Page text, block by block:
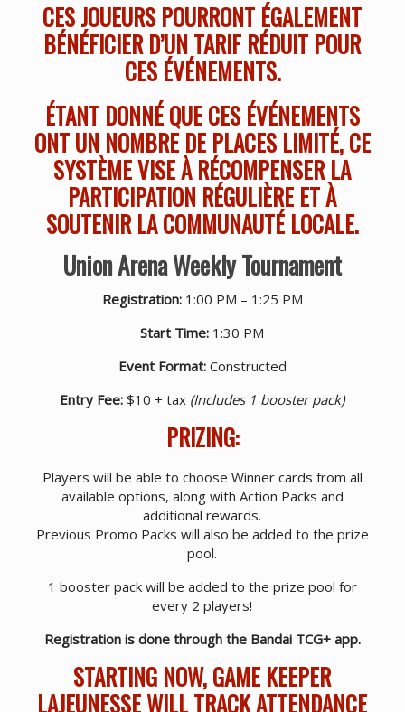
CES JOUEURS POURRONT ÉGALEMENT
BÉNÉFICIER D’UN TARIF RÉDUIT POUR
CES ÉVÉNEMENTS.
ÉTANT DONNÉ QUE CES ÉVÉNEMENTS
ONT UN NOMBRE DE PLACES LIMITÉ, CE
SYSTÈME VISE À RÉCOMPENSER LA
PARTICIPATION RÉGULIÈRE ET À
SOUTENIR LA COMMUNAUTÉ LOCALE.
Union Arena Weekly Tournament
Registration:1:00 PM – 1:25 PM
Start Time: 1:30 PM
Event Format:Constructed
Entry Fee: $10 + tax (Includes 1 booster pack)
PRIZING:
Players will be able to choose Winner cards from all
available options, along with Action Packs and
additional rewards.
Previous Promo Packs will also be added to the prize
pool.
1 booster pack will be added to the prize pool for
every 2 players!
Registration is done through the Bandai TCG+ app.
STARTING NOW, GAME KEEPER
LAJEUNESSE WILL TRACK ATTENDANCE